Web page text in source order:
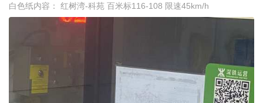
白色纸内容： 红树湾-科苑 百米标116-108 限速45km/h